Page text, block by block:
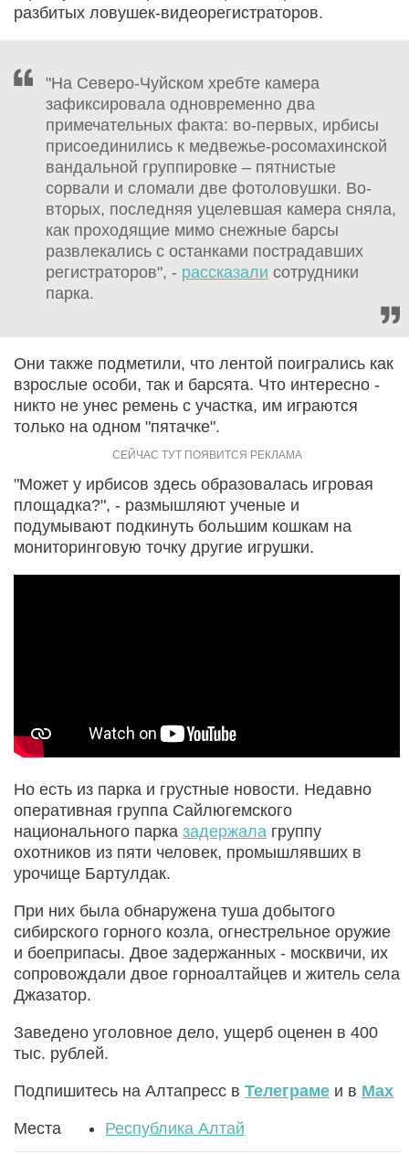
разбитых ловушек-видеорегистраторов.
"На Северо-Чуйском хребте камера
зафиксировала одновременно два
примечательных факта: во-первых, ирбисы
присоединились к медвежье-росомахинской
вандальной группировке – пятнистые
сорвали и сломали две фотоловушки. Во-
вторых, последняя уцелевшая камера сняла,
как проходящие мимо снежные барсы
развлекались с останками пострадавших
регистраторов", - рассказали сотрудники
парка.
Они также подметили, что лентой поигрались как
взрослые особи, так и барсята. Что интересно -
никто не унес ремень с участка, им играются
только на одном "пятачке".
"Может у ирбисов здесь образовалась игровая
площадка?", - размышляют ученые и
подумывают подкинуть большим кошкам на
мониторинговую точку другие игрушки.
Но есть из парка и грустные новости. Недавно
оперативная группа Сайлюгемского
национального парка задержала группу
охотников из пяти человек, промышлявших в
урочище Бартулдак.
При них была обнаружена туша добытого
сибирского горного козла, огнестрельное оружие
и боеприпасы. Двое задержанных - москвичи, их
сопровождали двое горноалтайцев и житель села
Джазатор.
Заведено уголовное дело, ущерб оценен в 400
тыс. рублей.
Подпишитесь на Алтапресс в Телеграме и в Max
Места Республика Алтай